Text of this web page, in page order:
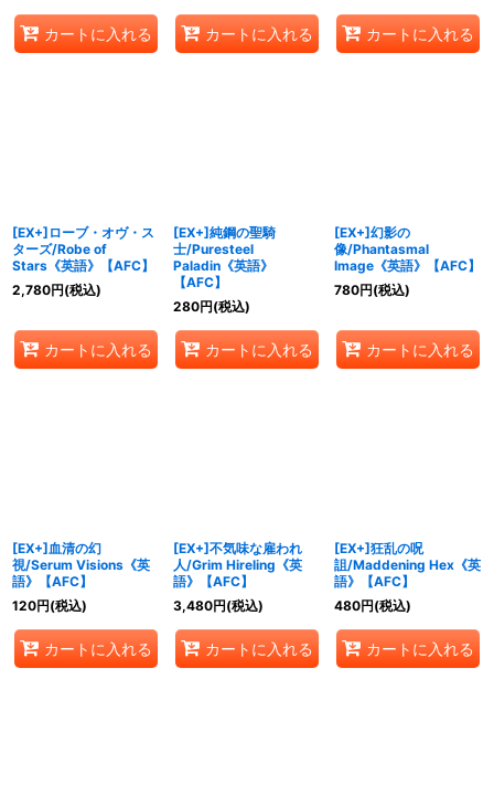
カートに入れる カートに入れる カートに入れる
[EX+]ローブ・オヴ・ス
ターズ/Robe of
Stars《英語》【AFC】
2,780円(税込)
カートに入れる
[EX+]純鋼の聖騎
士/Puresteel
Paladin《英語》
【AFC】
280円(税込)
カートに入れる
[EX+]幻影の
像/Phantasmal
Image《英語》【AFC】
780円(税込)
カートに入れる
[EX+]血清の幻
視/Serum Visions《英
語》【AFC】
120円(税込)
カートに入れる
[EX+]不気味な雇われ
人/Grim Hireling《英
語》【AFC】
3,480円(税込)
カートに入れる
[EX+]狂乱の呪
詛/Maddening Hex《英
語》【AFC】
480円(税込)
カートに入れる